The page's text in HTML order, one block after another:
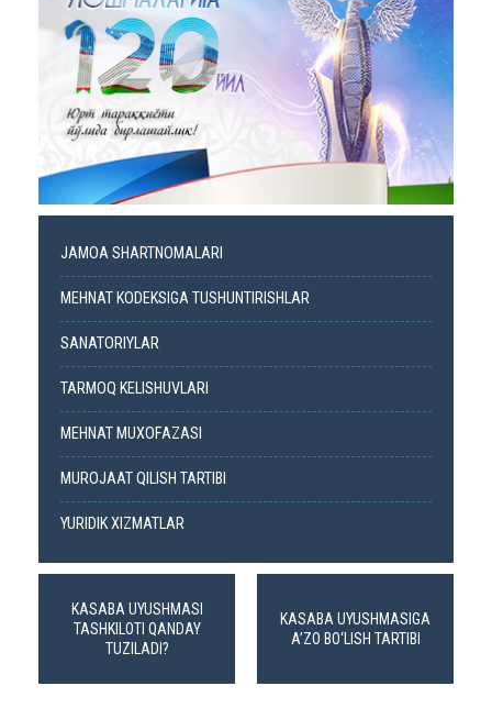
JAMOA SHARTNOMALARI
MEHNAT KODEKSIGA TUSHUNTIRISHLAR
SANATORIYLAR
TARMOQ KELISHUVLARI
MEHNAT MUXOFAZASI
MUROJAAT QILISH TARTIBI
YURIDIK XIZMATLAR
KASABA UYUSHMASI
TASHKILOTI QANDAY
TUZILADI?
KASABA UYUSHMASIGA
A’ZO BO‘LISH TARTIBI